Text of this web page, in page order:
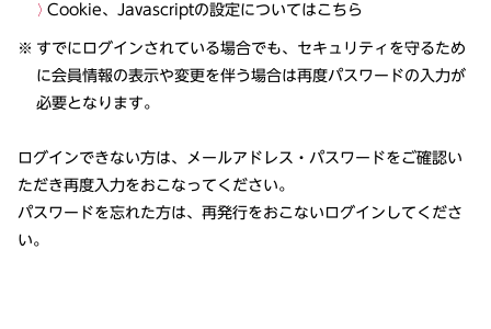
Cookie、Javascriptの設定についてはこちら
すでにログインされている場合でも、セキュリティを守るため
に会員情報の表示や変更を伴う場合は再度パスワードの入力が
必要となります。
ログインできない方は、メールアドレス・パスワードをご確認い
ただき再度入力をおこなってください。
パスワードを忘れた方は、再発行をおこないログインしてくださ
い。